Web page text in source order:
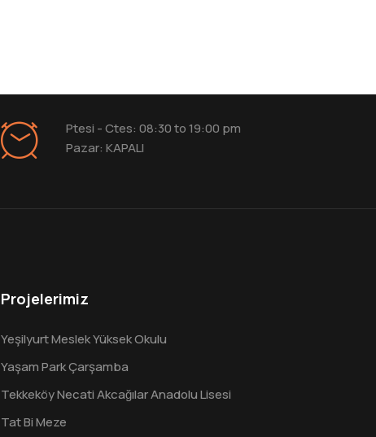
Ptesi - Ctes: 08:30 to 19:00 pm
Pazar: KAPALI
Projelerimiz
Yeşilyurt Meslek Yüksek Okulu
Yaşam Park Çarşamba
Tekkeköy Necati Akcağılar Anadolu Lisesi
Tat Bi Meze